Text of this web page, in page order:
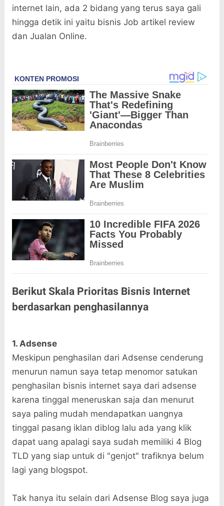
internet lain, ada 2 bidang yang terus saya gali
hingga detik ini yaitu bisnis Job artikel review
dan Jualan Online.
Berikut Skala Prioritas Bisnis Internet
berdasarkan penghasilannya
1. Adsense
Meskipun penghasilan dari Adsense cenderung
menurun namun saya tetap menomor satukan
penghasilan bisnis internet saya dari adsense
karena tinggal meneruskan saja dan menurut
saya paling mudah mendapatkan uangnya
tinggal pasang iklan diblog lalu ada yang klik
dapat uang apalagi saya sudah memiliki 4 Blog
TLD yang siap untuk di "genjot" trafiknya belum
lagi yang blogspot.
Tak hanya itu selain dari Adsense Blog saya juga